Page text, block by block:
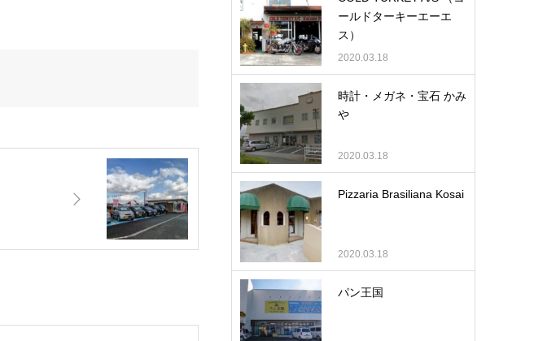
ールドターキーエーエ
ス）
2020.03.18
時計・メガネ・宝石 かみ
や
2020.03.18
Pizzaria Brasiliana Kosai
2020.03.18
パン王国